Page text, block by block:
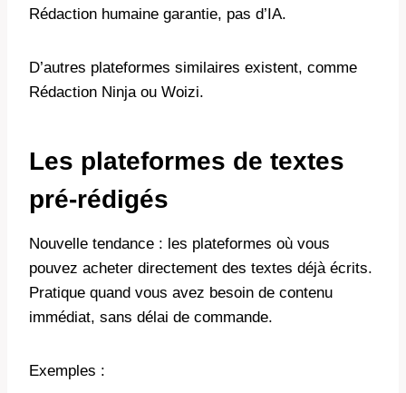
Rédaction humaine garantie, pas d’IA.
D’autres plateformes similaires existent, comme
Rédaction Ninja ou Woizi.
Les plateformes de textes
pré-rédigés
Nouvelle tendance : les plateformes où vous
pouvez acheter directement des textes déjà écrits.
Pratique quand vous avez besoin de contenu
immédiat, sans délai de commande.
Exemples :